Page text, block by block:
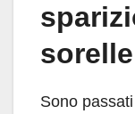
sorelle
Sono passati